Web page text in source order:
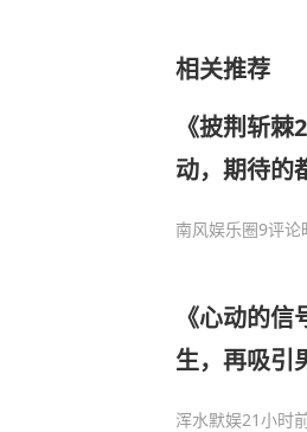
相关推荐
《披荆斩
动，期待的
南风娱乐圈9评论
《心动的
生，再吸引
浑水默娱21小时